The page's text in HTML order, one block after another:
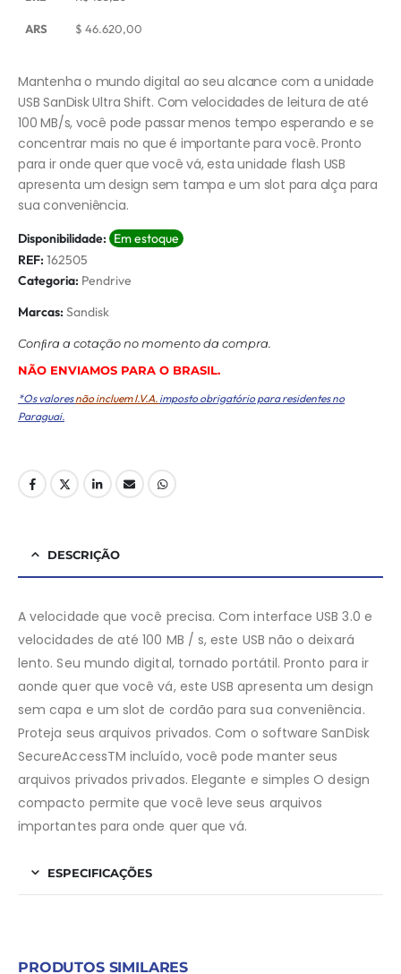
ARS $ 46.620,00
Mantenha o mundo digital ao seu alcance com a unidade
USB SanDisk Ultra Shift. Com velocidades de leitura de até
100 MB/s, você pode passar menos tempo esperando e se
concentrar mais no que é importante para você. Pronto
para ir onde quer que você vá, esta unidade flash USB
apresenta um design sem tampa e um slot para alça para
sua conveniência.
Disponibilidade: Em estoque
REF: 162505
Categoria: Pendrive
Marcas: Sandisk
Conﬁra a cotação no momento da compra.
NÃO ENVIAMOS PARA O BRASIL.
*Os valoresnão incluem I.V.A. imposto obrigatório para residentes no
Paraguai.
DESCRIÇÃO
A velocidade que você precisa. Com interface USB 3.0 e
velocidades de até 100 MB / s, este USB não o deixará
lento. Seu mundo digital, tornado portátil. Pronto para ir
aonde quer que você vá, este USB apresenta um design
sem capa e um slot de cordão para sua conveniência.
Proteja seus arquivos privados. Com o software SanDisk
SecureAccessTM incluído, você pode manter seus
arquivos privados privados. Elegante e simples O design
compacto permite que você leve seus arquivos
importantes para onde quer que vá.
ESPECIFICAÇÕES
PRODUTOS SIMILARES